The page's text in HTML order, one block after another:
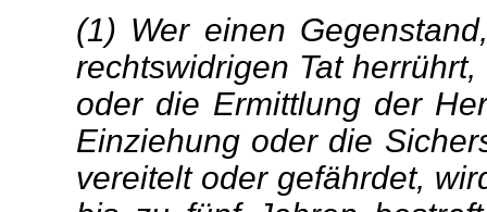
(1) Wer einen
rechtswidrigen Tat
oder die Ermittlung der
Einziehung oder die
vereitelt oder gefährdet,